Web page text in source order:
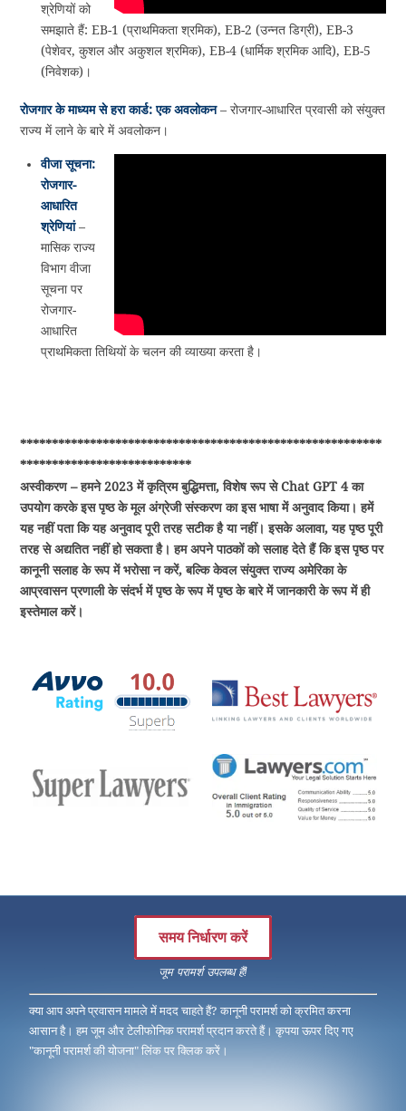
श्रेणियों को
समझाते हैं: EB-1 (प्राथमिकता श्रमिक), EB-2 (उन्नत डिग्री), EB-3
(पेशेवर, कुशल और अकुशल श्रमिक), EB-4 (धार्मिक श्रमिक आदि), EB-5
(निवेशक)।
रोजगार के माध्यम से हरा कार्ड: एक अवलोकन– रोजगार-आधारित प्रवासी को संयुक्त
राज्य में लाने के बारे में अवलोकन।
वीजा सूचना:
रोजगार-
आधारित
श्रेणियां–
मासिक राज्य
विभाग वीजा
सूचना पर
रोजगार-
आधारित
प्राथमिकता तिथियों के चलन की व्याख्या करता है।
*********************************************************
***************************
अस्वीकरण – हमने 2023 में कृत्रिम बुद्धिमत्ता, विशेष रूप से Chat GPT 4 का
उपयोग करके इस पृष्ठ के मूल अंग्रेजी संस्करण का इस भाषा में अनुवाद किया। हमें
यह नहीं पता कि यह अनुवाद पूरी तरह सटीक है या नहीं। इसके अलावा, यह पृष्ठ पूरी
तरह से अद्यतित नहीं हो सकता है। हम अपने पाठकों को सलाह देते हैं कि इस पृष्ठ पर
कानूनी सलाह के रूप में भरोसा न करें, बल्कि केवल संयुक्त राज्य अमेरिका के
आप्रवासन प्रणाली के संदर्भ में पृष्ठ के रूप में पृष्ठ के बारे में जानकारी के रूप में ही
इस्तेमाल करें।
समय निर्धारण करें
जूम परामर्श उपलब्ध हैं!
क्या आप अपने प्रवासन मामले में मदद चाहते हैं? कानूनी परामर्श को क्रमित करना
आसान है। हम जूम और टेलीफोनिक परामर्श प्रदान करते हैं। कृपया ऊपर दिए गए
"कानूनी परामर्श की योजना" लिंक पर क्लिक करें।